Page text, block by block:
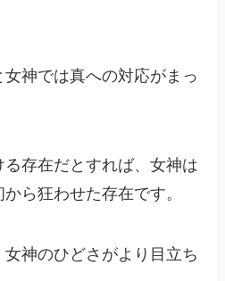
神では真への対応がまっ
る存在だとすれば、女神は
ら狂わせた存在です。
神のひどさがより目立ち